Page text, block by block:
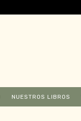
NUESTROS LIBROS